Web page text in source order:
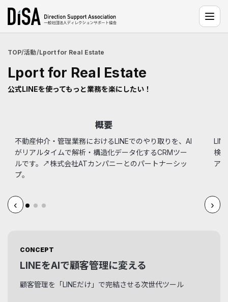
TOP 活動 Lport for Real Estate
Lport for Real Estate
公式LINEを使ってもっと業務を楽にしたい！
概要
不動産仲介・管理業務におけるLINEでのやり取りを、AI
がリアルタイムで解析・構造化データ化するCRMツー
ルです。↗株式会社ATカンパニーとのパートナーシッ
プ。
検
ア
‹ ›
CONCEPT
LINEをAIで顧客管理に変える
顧客管理を「LINEだけ」で完結させる次世代ツール